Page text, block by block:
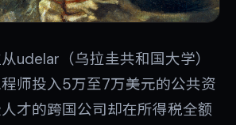
udelar（乌拉圭共和国大学）
师投入5万至7万美元的公共资
才的跨国公司却在所得税全额